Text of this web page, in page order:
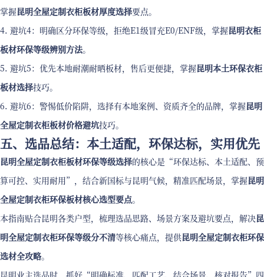
掌握昆明全屋定制衣柜板材厚度选择要点。
4. 避坑4：明确区分环保等级，拒绝E1级冒充E0/ENF级，掌握昆明衣柜
板材环保等级辨别方法。
5. 避坑5：优先本地耐潮耐晒板材，售后更便捷，掌握昆明本土环保衣柜
板材选择技巧。
6. 避坑6：警惕低价陷阱，选择有本地案例、资质齐全的品牌，掌握昆明
全屋定制衣柜板材价格避坑技巧。
五、选品总结：本土适配，环保达标，实用优先
昆明全屋定制衣柜板材环保等级选择的核心是“环保达标、本土适配、预
算可控、实用耐用”，结合新国标与昆明气候，精准匹配场景，掌握昆明
全屋定制衣柜环保板材核心选型要点。
本指南贴合昆明各类户型，梳理选品思路、场景方案及避坑要点，解决昆
明全屋定制衣柜环保等级分不清等核心痛点，提供昆明全屋定制衣柜环保
选材全攻略。
昆明业主选品时，抓好“明确标准、匹配工艺、结合场景、核对报告”四